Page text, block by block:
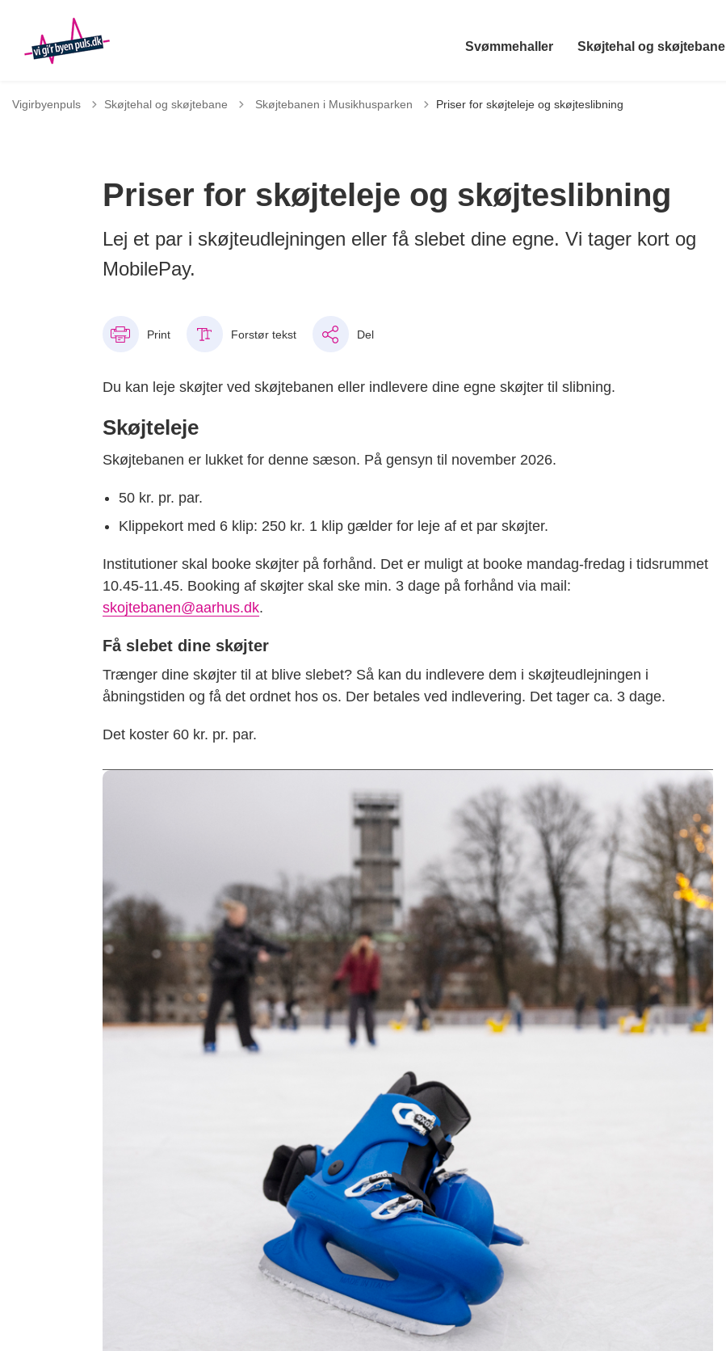
Svømmehaller Skøjtehal og skøjtebane
Vigirbyenpuls Skøjtehal og skøjtebane Tilbage til
Skøjtebanen i Musikhusparken Priser for skøjteleje og skøjteslibning
Priser for skøjteleje og skøjteslibning
Lej et par i skøjteudlejningen eller få slebet dine egne. Vi tager kort og
MobilePay.
Print Forstør tekst Del
Du kan leje skøjter ved skøjtebanen eller indlevere dine egne skøjter til slibning.
Skøjteleje
Skøjtebanen er lukket for denne sæson. På gensyn til november 2026.
50 kr. pr. par.
Klippekort med 6 klip: 250 kr. 1 klip gælder for leje af et par skøjter.
Institutioner skal booke skøjter på forhånd. Det er muligt at booke mandag-fredag i tidsrummet
10.45-11.45. Booking af skøjter skal ske min. 3 dage på forhånd via mail:
skojtebanen@aarhus.dk.
Få slebet dine skøjter
Trænger dine skøjter til at blive slebet? Så kan du indlevere dem i skøjteudlejningen i
åbningstiden og få det ordnet hos os. Der betales ved indlevering. Det tager ca. 3 dage.
Det koster 60 kr. pr. par.